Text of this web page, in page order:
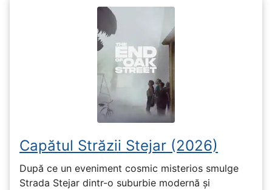
Capătul Străzii Stejar (2026)
După ce un eveniment cosmic misterios smulge
Strada Stejar dintr-o suburbie modernă și